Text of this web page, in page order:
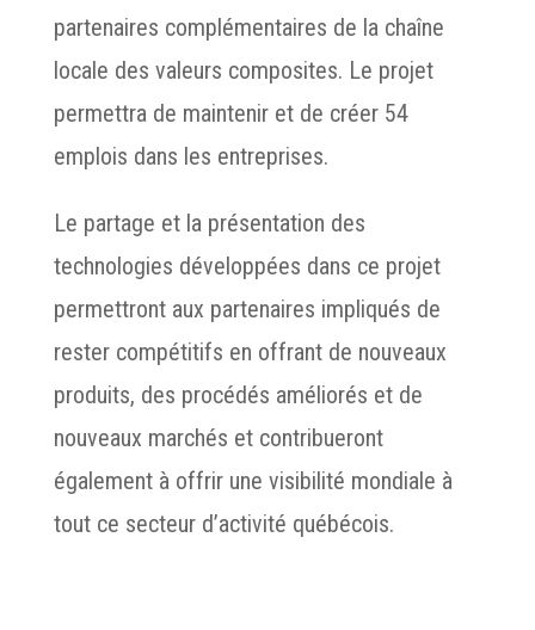
partenaires complémentaires de la chaîne
locale des valeurs composites. Le projet
permettra de maintenir et de créer 54
emplois dans les entreprises.
Le partage et la présentation des
technologies développées dans ce projet
permettront aux partenaires impliqués de
rester compétitifs en offrant de nouveaux
produits, des procédés améliorés et de
nouveaux marchés et contribueront
également à offrir une visibilité mondiale à
tout ce secteur d’activité québécois.